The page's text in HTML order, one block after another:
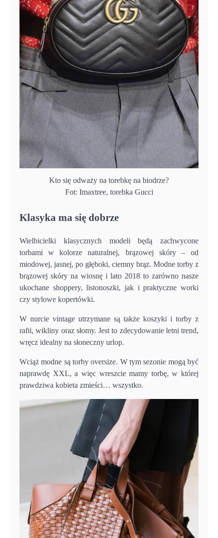
Kto się odważy na torebkę na biodrze?
Fot: Imaxtree, torebka Gucci
Klasyka ma się dobrze
Wielbicielki klasycznych modeli będą zachwycone
torbami w kolorze naturalnej, brązowej skóry – od
miodowej, jasnej, po głęboki, ciemny brąz. Modne torby z
brązowej skóry na wiosnę i lato 2018 to zarówno nasze
ukochane shoppery, listonoszki, jak i praktyczne worki
czy stylowe kopertówki.
W nurcie vintage utrzymane są także koszyki i torby z
rafii, wikliny oraz słomy. Jest to zdecydowanie letni trend,
wręcz idealny na słoneczny urlop.
Wciąż modne są torby oversize. W tym sezonie mogą być
naprawdę XXL, a więc wreszcie mamy torbę, w której
prawdziwa kobieta zmieści… wszystko.